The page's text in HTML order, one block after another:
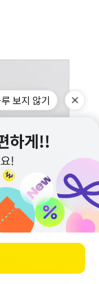
보지 않기